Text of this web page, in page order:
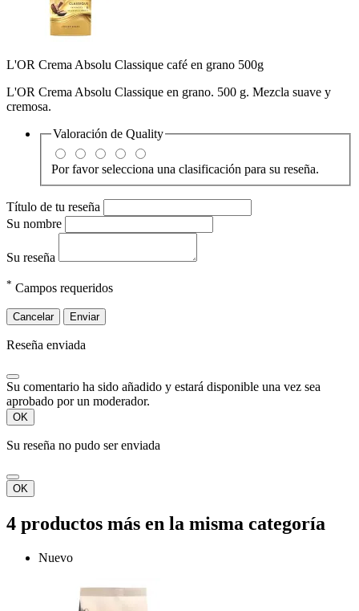
L'OR Crema Absolu Classique café en grano 500g
L'OR Crema Absolu Classique en grano. 500 g. Mezcla suave y
cremosa.
Valoración de Quality
Por favor selecciona una clasificación para su reseña.
Título de tu reseña
Su nombre
Su reseña
* Campos requeridos
Cancelar Enviar
Reseña enviada
Su comentario ha sido añadido y estará disponible una vez sea
aprobado por un moderador.
OK
Su reseña no pudo ser enviada
OK
4 productos más en la misma categoría
Nuevo